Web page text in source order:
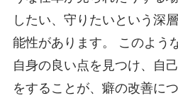
したい、守りたいという深
能性があります。 このよう
自身の良い点を見つけ、自
をすることが、癖の改善に